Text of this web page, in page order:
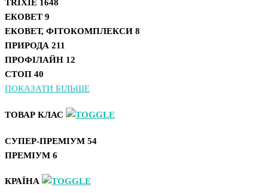
TRIXIE 1648
ЕКОВЕТ 9
ЕКОВЕТ, ФІТОКОМПЛЕКСИ 8
ПРИРОДА 211
ПРОФІЛАЙН 12
СТОП 40
ПОКАЗАТИ БІЛЬШЕ
ТОВАР КЛАС
СУПЕР-ПРЕМІУМ 54
ПРЕМІУМ 6
КРАЇНА